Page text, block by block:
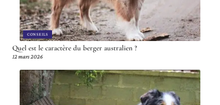
CONSEILS
Quel est le caractère du berger australien ?
12 mars 2026